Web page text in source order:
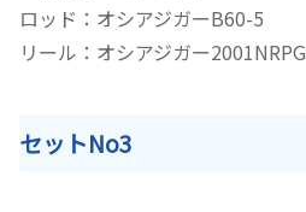
ロッド：オシアジガーB60-5
リール：オシアジガー2001NRPG
セットNo3